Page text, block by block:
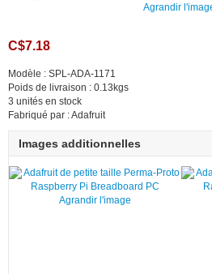
Agrandir
C$7.18
Modèle : SPL-ADA-1171
Poids de livraison : 0.13kgs
3 unités en stock
Fabriqué par : Adafruit
Images additionnelles
Agrandir l'image